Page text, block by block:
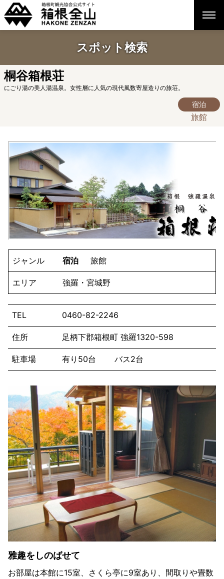
スポット検索
桐谷箱根荘
にごり湯の美人湯温泉。女性層に人気の現代風数寄屋造りの旅荘。
宿泊
旅館
ジャンル 宿泊 旅館
エリア 強羅・宮城野
TEL 0460-82-2246
住所 足柄下郡箱根町 強羅1320-598
駐車場 有り50台 バス2台
雅趣をしのばせて
お部屋は本館に15室、さくら亭に9室あり、間取りや畳数